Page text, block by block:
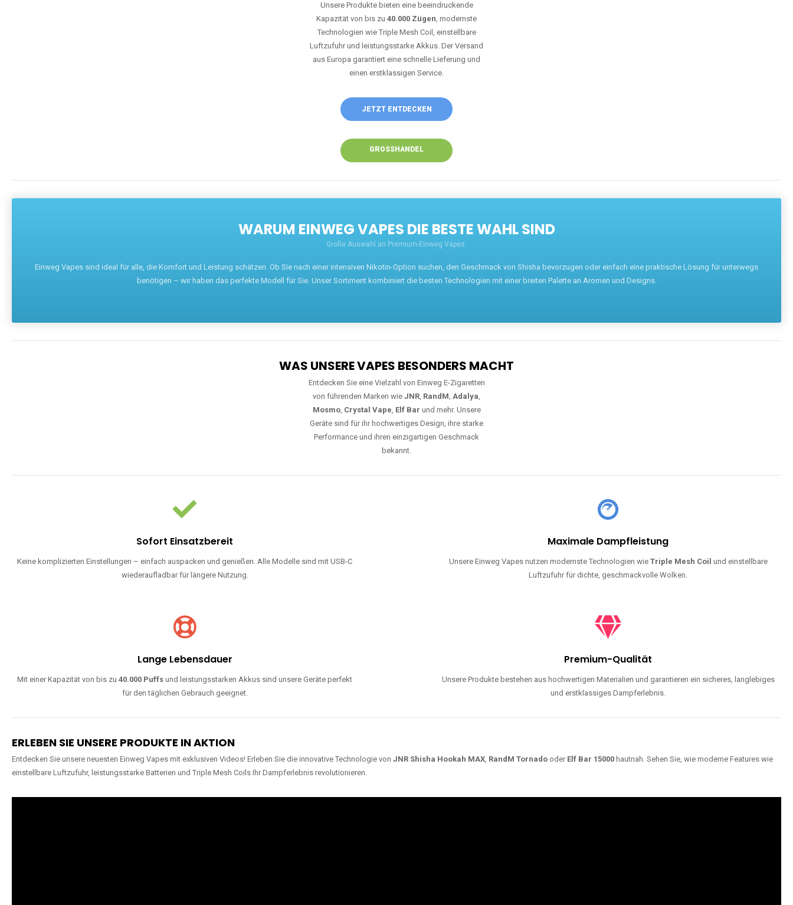
Unsere Produkte bieten eine beeindruckende
Kapazität von bis zu 40.000 Zügen, modernste
Technologien wie Triple Mesh Coil, einstellbare
Luftzufuhr und leistungsstarke Akkus. Der Versand
aus Europa garantiert eine schnelle Lieferung und
einen erstklassigen Service.
JETZT ENTDECKEN
GROSSHANDEL
WARUM EINWEG VAPES DIE BESTE WAHL SIND
Große Auswahl an Premium-Einweg Vapes.
Einweg Vapes sind ideal für alle, die Komfort und Leistung schätzen. Ob Sie nach einer intensiven Nikotin-Option suchen, den Geschmack von Shisha bevorzugen oder einfach eine praktische Lösung für unterwegs
benötigen – wir haben das perfekte Modell für Sie. Unser Sortiment kombiniert die besten Technologien mit einer breiten Palette an Aromen und Designs.
WAS UNSERE VAPES BESONDERS MACHT
Entdecken Sie eine Vielzahl von Einweg E-Zigaretten
von führenden Marken wie JNR, RandM, Adalya,
Mosmo, Crystal Vape, Elf Bar und mehr. Unsere
Geräte sind für ihr hochwertiges Design, ihre starke
Performance und ihren einzigartigen Geschmack
bekannt.
Sofort Einsatzbereit
Keine komplizierten Einstellungen – einfach auspacken und genießen. Alle Modelle sind mit USB-C
wiederaufladbar für längere Nutzung.
Maximale Dampfleistung
Unsere Einweg Vapes nutzen modernste Technologien wie Triple Mesh Coil und einstellbare
Luftzufuhr für dichte, geschmackvolle Wolken.
Lange Lebensdauer
Mit einer Kapazität von bis zu40.000 Puffs und leistungsstarken Akkus sind unsere Geräte perfekt
für den täglichen Gebrauch geeignet.
Premium-Qualität
Unsere Produkte bestehen aus hochwertigen Materialien und garantieren ein sicheres, langlebiges
und erstklassiges Dampferlebnis.
ERLEBEN SIE UNSERE PRODUKTE IN AKTION
Entdecken Sie unsere neuesten Einweg Vapes mit exklusiven Videos! Erleben Sie die innovative Technologie von JNR Shisha Hookah MAX, RandM Tornado oder Elf Bar 15000 hautnah. Sehen Sie, wie moderne Features wie
einstellbare Luftzufuhr, leistungsstarke Batterien und Triple Mesh Coils Ihr Dampferlebnis revolutionieren.